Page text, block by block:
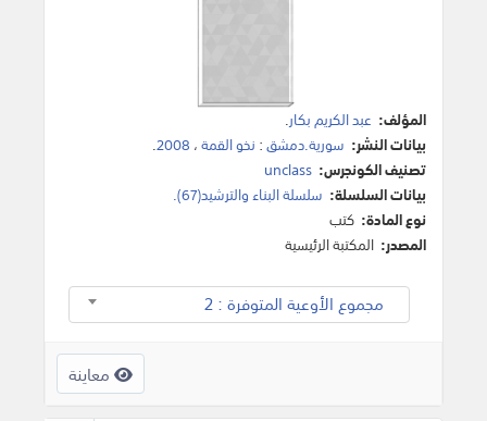
المؤلف: عبد الكريم بكار.
بيانات النشر: سورية.دمشق: نخو القمة، 2008
.
تصنيف الكونجرس: unclass
بيانات السلسلة: سلسلة البناء والترشيد(67).
نوع المادة: كتب
المصدر: المكتبة الرئيسية
مجموع الأوعية المتوفرة : 2
معاينة